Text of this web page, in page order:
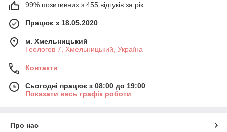
99% позитивних з 455 відгуків за рік
Працює з 18.05.2020
м. Хмельницький
Геологов 7, Хмельницький, Україна
Контакти
Сьогодні працює з 08:00 до 19:00
Показати весь графік роботи
Про нас